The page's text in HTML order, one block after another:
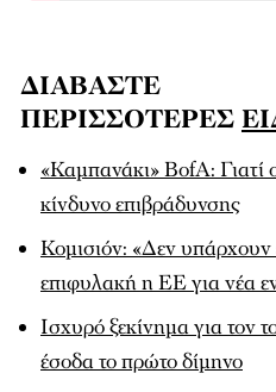
ΔΙΑΒΑΣΤΕ
ΠΕΡΙΣΣΟΤΕΡΕΣ
«Καμπανάκι» BofA: Γιατί
κίνδυνο επιβράδυνσης
Κομισιόν: «Δεν υπάρχουν
επιφυλακή η ΕΕ για νέα
Ισχυρό ξεκίνημα για τον
έσοδα το πρώτο δίμηνο